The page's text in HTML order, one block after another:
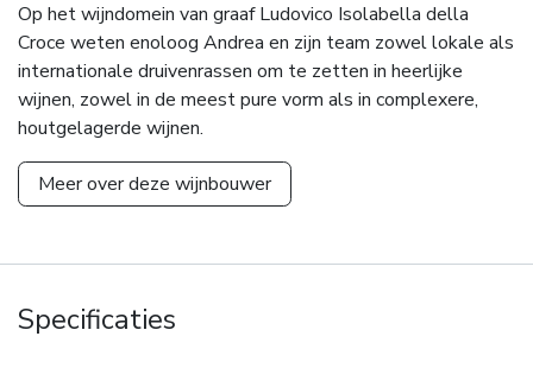
Op het wijndomein van graaf Ludovico Isolabella della
Croce weten enoloog Andrea en zijn team zowel lokale als
internationale druivenrassen om te zetten in heerlijke
wijnen, zowel in de meest pure vorm als in complexere,
houtgelagerde wijnen.
Meer over deze wijnbouwer
Specificaties